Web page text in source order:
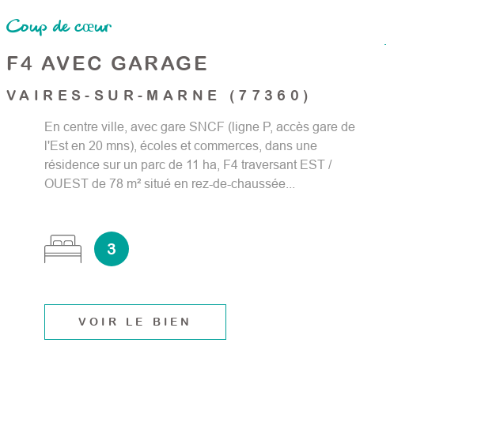
Coup de cœur
F4 AVEC GARAGE
VAIRES-SUR-MARNE (77360)
En centre ville, avec gare SNCF (ligne P, accès gare de
l'Est en 20 mns), écoles et commerces, dans une
résidence sur un parc de 11 ha, F4 traversant EST /
OUEST de 78 m² situé en rez-de-chaussée...
3
VOIR LE BIEN